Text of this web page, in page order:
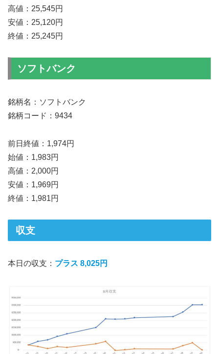
高値：25,545円
安値：25,120円
終値：25,245円
ソフトバンク
銘柄名：ソフトバンク
銘柄コード：9434
前日終値：1,974円
始値：1,983円
高値：2,000円
安値：1,969円
終値：1,981円
収支
本日の収支： プラス 8,025円